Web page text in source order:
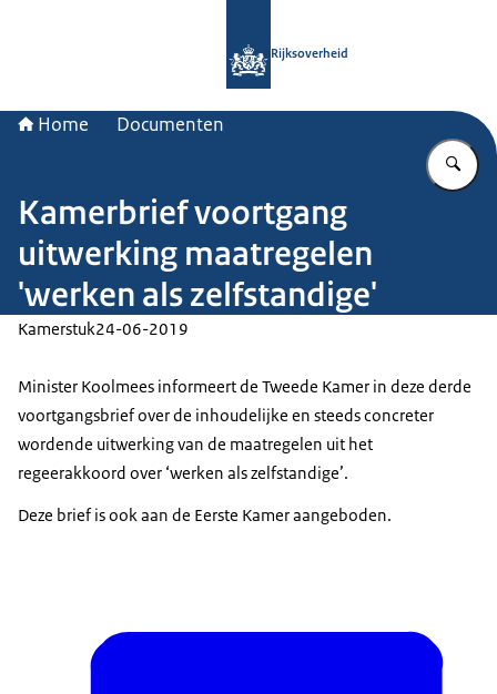
Rijksoverheid
Home Documenten
Kamerbrief voortgang
uitwerking maatregelen
'werken als zelfstandige'
Kamerstuk24-06-2019
Minister Koolmees informeert de Tweede Kamer in deze derde
voortgangsbrief over de inhoudelijke en steeds concreter
wordende uitwerking van de maatregelen uit het
regeerakkoord over ‘werken als zelfstandige’.
Deze brief is ook aan de Eerste Kamer aangeboden.